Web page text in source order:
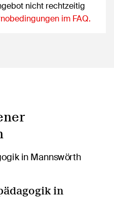
nicht rechtzeitig
im FAQ.
in